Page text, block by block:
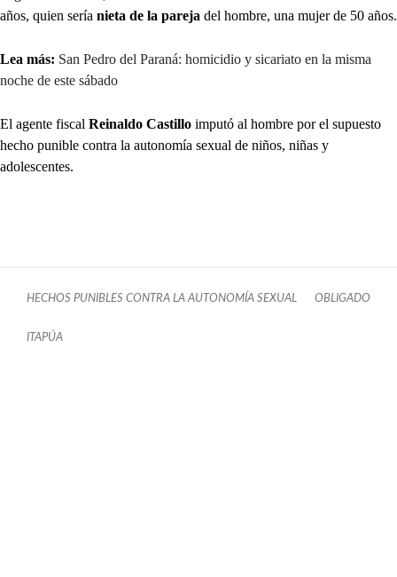
años, quien sería nieta de la pareja del hombre, una mujer de 50 años.
Lea más: San Pedro del Paraná: homicidio y sicariato en la misma
noche de este sábado
El agente fiscal Reinaldo Castillo imputó al hombre por el supuesto
hecho punible contra la autonomía sexual de niños, niñas y
adolescentes.
HECHOS PUNIBLES CONTRA LA AUTONOMÍA SEXUAL OBLIGADO
ITAPÚA